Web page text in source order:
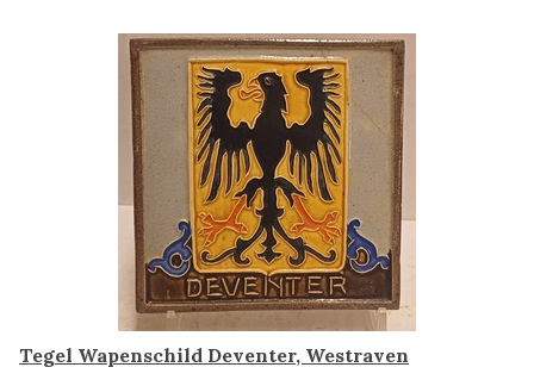
Tegel Wapenschild Deventer, Westraven